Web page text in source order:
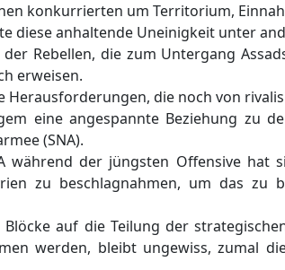
konkurrierten um Territorium,
diese anhaltende Uneinigkeit unter
der Rebellen, die zum Untergang
erweisen.
Herausforderungen, die noch von
eine angespannte Beziehung zu
(SNA).
während der jüngsten Offensive hat
zu beschlagnahmen, um das zu
Blöcke auf die Teilung der
werden, bleibt ungewiss, zumal